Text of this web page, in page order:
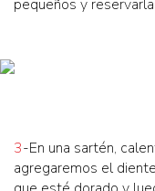
pequeños y
3-En una sartén,
agregaremos el